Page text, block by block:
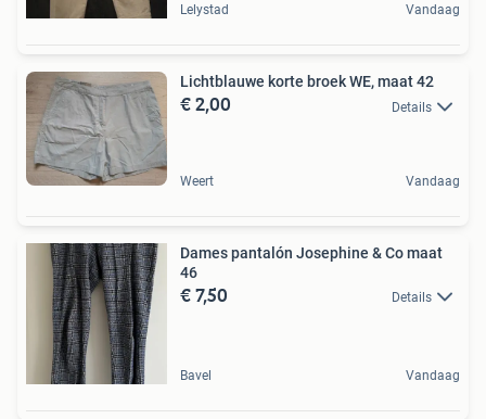
Lelystad Vandaag
Lichtblauwe korte broek WE, maat 42
€ 2,00 Details
Weert Vandaag
Dames pantalón Josephine & Co maat
46
€ 7,50 Details
Bavel Vandaag